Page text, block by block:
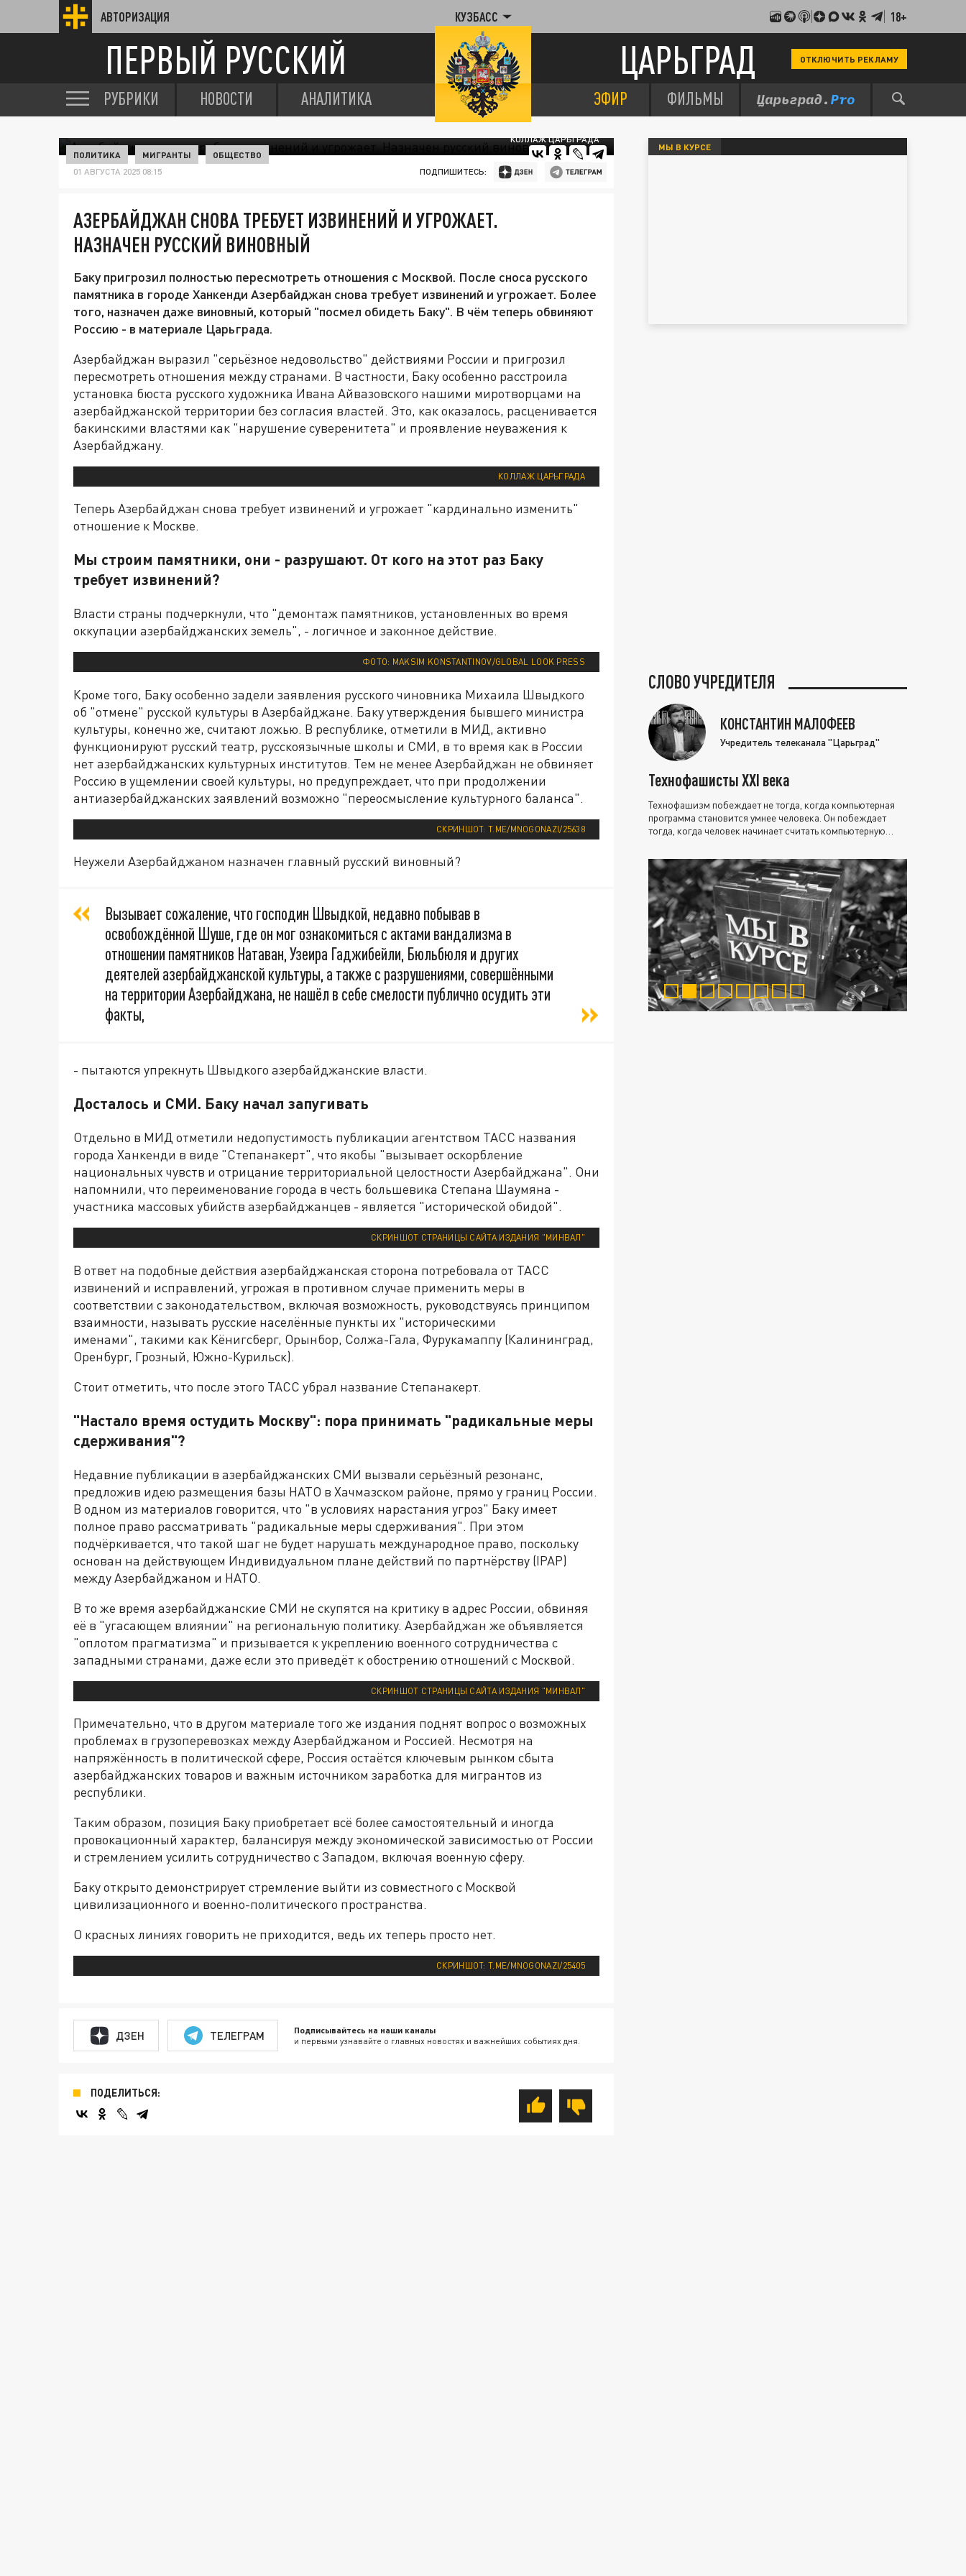
АВТОРИЗАЦИЯ КУЗБАСС 18+
ПЕРВЫЙ РУССКИЙ ЦАРЬГРАД ОТКЛЮЧИТЬ РЕКЛАМУ
РУБРИКИ НОВОСТИ АНАЛИТИКА ЭФИР ФИЛЬМЫ
КОЛЛАЖ ЦАРЬГРАДА
ПОЛИТИКА МИГРАНТЫ ОБЩЕСТВО
01 АВГУСТА 2025 08:15 ПОДПИШИТЕСЬ:
АЗЕРБАЙДЖАН СНОВА ТРЕБУЕТ ИЗВИНЕНИЙ И УГРОЖАЕТ.
НАЗНАЧЕН РУССКИЙ ВИНОВНЫЙ
Баку пригрозил полностью пересмотреть отношения с Москвой. После сноса русского
памятника в городе Ханкенди Азербайджан снова требует извинений и угрожает. Более
того, назначен даже виновный, который "посмел обидеть Баку". В чём теперь обвиняют
Россию - в материале Царьграда.
Азербайджан выразил "серьёзное недовольство" действиями России и пригрозил
пересмотреть отношения между странами. В частности, Баку особенно расстроила
установка бюста русского художника Ивана Айвазовского нашими миротворцами на
азербайджанской территории без согласия властей. Это, как оказалось, расценивается
бакинскими властями как "нарушение суверенитета" и проявление неуважения к
Азербайджану.
КОЛЛАЖ ЦАРЬГРАДА
Теперь Азербайджан снова требует извинений и угрожает "кардинально изменить"
отношение к Москве.
Мы строим памятники, они - разрушают. От кого на этот раз Баку
требует извинений?
Власти страны подчеркнули, что "демонтаж памятников, установленных во время
оккупации азербайджанских земель", - логичное и законное действие.
ФОТО: MAKSIM KONSTANTINOV/GLOBAL LOOK PRESS
Кроме того, Баку особенно задели заявления русского чиновника Михаила Швыдкого
об "отмене" русской культуры в Азербайджане. Баку утверждения бывшего министра
культуры, конечно же, считают ложью. В республике, отметили в МИД, активно
функционируют русский театр, русскоязычные школы и СМИ, в то время как в России
нет азербайджанских культурных институтов. Тем не менее Азербайджан не обвиняет
Россию в ущемлении своей культуры, но предупреждает, что при продолжении
антиазербайджанских заявлений возможно "переосмысление культурного баланса".
СКРИНШОТ: T.ME/MNOGONAZI/25638
Неужели Азербайджаном назначен главный русский виновный?
Вызывает сожаление, что господин Швыдкой, недавно побывав в
освобождённой Шуше, где он мог ознакомиться с актами вандализма в
отношении памятников Натаван, Узеира Гаджибейли, Бюльбюля и других
деятелей азербайджанской культуры, а также с разрушениями, совершёнными
на территории Азербайджана, не нашёл в себе смелости публично осудить эти
факты,
- пытаются упрекнуть Швыдкого азербайджанские власти.
Досталось и СМИ. Баку начал запугивать
Отдельно в МИД отметили недопустимость публикации агентством ТАСС названия
города Ханкенди в виде "Степанакерт", что якобы "вызывает оскорбление
национальных чувств и отрицание территориальной целостности Азербайджана". Они
напомнили, что переименование города в честь большевика Степана Шаумяна -
участника массовых убийств азербайджанцев - является "исторической обидой".
СКРИНШОТ СТРАНИЦЫ САЙТА ИЗДАНИЯ "МИНВАЛ"
В ответ на подобные действия азербайджанская сторона потребовала от ТАСС
извинений и исправлений, угрожая в противном случае применить меры в
соответствии с законодательством, включая возможность, руководствуясь принципом
взаимности, называть русские населённые пункты их "историческими
именами", такими как Кёнигсберг, Орынбор, Солжа-Гала, Фурукамаппу (Калининград,
Оренбург, Грозный, Южно-Курильск).
Стоит отметить, что после этого ТАСС убрал название Степанакерт.
"Настало время остудить Москву": пора принимать "радикальные меры
сдерживания"?
Недавние публикации в азербайджанских СМИ вызвали серьёзный резонанс,
предложив идею размещения базы НАТО в Хачмазском районе, прямо у границ России.
В одном из материалов говорится, что "в условиях нарастания угроз" Баку имеет
полное право рассматривать "радикальные меры сдерживания". При этом
подчёркивается, что такой шаг не будет нарушать международное право, поскольку
основан на действующем Индивидуальном плане действий по партнёрству (IPAP)
между Азербайджаном и НАТО.
В то же время азербайджанские СМИ не скупятся на критику в адрес России, обвиняя
её в "угасающем влиянии" на региональную политику. Азербайджан же объявляется
"оплотом прагматизма" и призывается к укреплению военного сотрудничества с
западными странами, даже если это приведёт к обострению отношений с Москвой.
СКРИНШОТ СТРАНИЦЫ САЙТА ИЗДАНИЯ "МИНВАЛ"
Примечательно, что в другом материале того же издания поднят вопрос о возможных
проблемах в грузоперевозках между Азербайджаном и Россией. Несмотря на
напряжённость в политической сфере, Россия остаётся ключевым рынком сбыта
азербайджанских товаров и важным источником заработка для мигрантов из
республики.
Таким образом, позиция Баку приобретает всё более самостоятельный и иногда
провокационный характер, балансируя между экономической зависимостью от России
и стремлением усилить сотрудничество с Западом, включая военную сферу.
Баку открыто демонстрирует стремление выйти из совместного с Москвой
цивилизационного и военно-политического пространства.
О красных линиях говорить не приходится, ведь их теперь просто нет.
СКРИНШОТ: T.ME/MNOGONAZI/25405
ДЗЕН ТЕЛЕГРАМ Подписывайтесь на наши каналы
и первыми узнавайте о главных новостях и важнейших событиях дня.
ПОДЕЛИТЬСЯ:
МЫ В КУРСЕ
СЛОВО УЧРЕДИТЕЛЯ
КОНСТАНТИН МАЛОФЕЕВ
Учредитель телеканала "Царьград"
Технофашисты XXI века
Технофашизм побеждает не тогда, когда компьютерная
программа становится умнее человека. Он побеждает
тогда, когда человек начинает считать компьютерную